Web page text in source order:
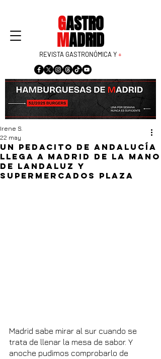
GASTRO
MADRID
REVISTA GASTRONÓMICA Y+
Un pedacito de Andalucía
llega a Madrid de la mano
de LANDALUZ y
Supermercados Plaza
Irene S.
22 may
Madrid sabe mirar al sur cuando se
trata de llenar la mesa de sabor. Y
anoche pudimos comprobarlo de